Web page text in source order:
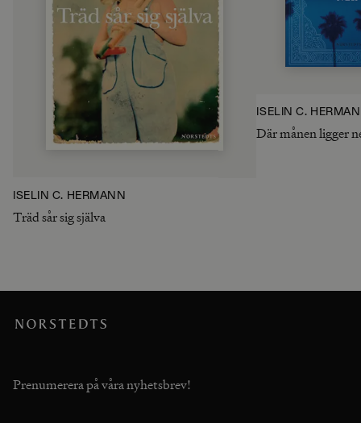
ISELIN C. HERMANN
Träd sår sig själva
ISELIN C.
Där månen ligger
Prenumerera på våra nyhetsbrev!